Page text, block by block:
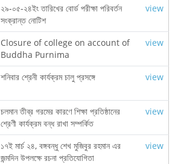
২৯-০৫-২৪ইং তারিখের বোর্ড পরীক্ষা পরিবর্তন
সংক্রান্ত নোটিশ
view
Closure of college on account of
Buddha Purnima
view
শনিবার শ্রেনী কার্যক্রম চালু প্রসঙ্গে view
চলমান তীব্র গরমের কারণে শিক্ষা প্রতিষ্ঠানের
শ্রেণী কার্যক্রম বন্ধ রাখা সম্পর্কিত
view
১৭ই মার্চ ২৪, বঙ্গবন্ধু শেখ মুজিবুর রহমান এর
জন্মদিন উপলক্ষে রচনা প্রতিযোগিতা
view